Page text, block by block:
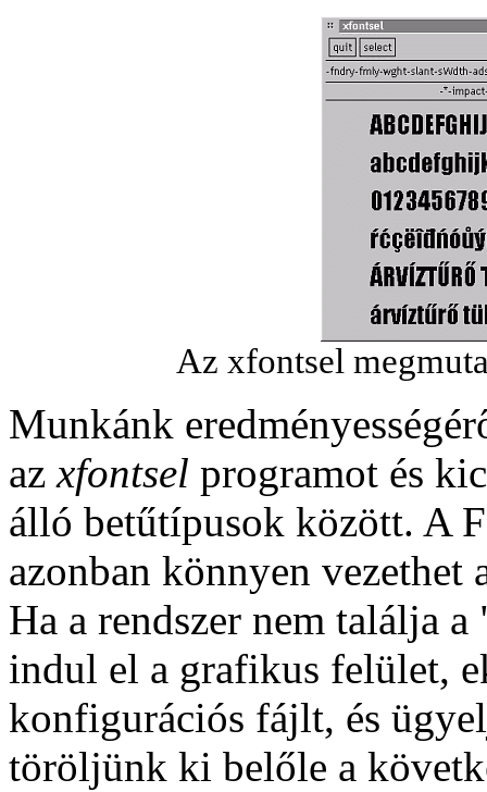
Az xfontsel
Munkánk
azxfontsel programot és
álló betűtípusok között. A
azonban könnyen vezethet
Ha a rendszer nem találja
indul el a grafikus felület,
konfigurációs fájlt, és
töröljünk ki belőle a